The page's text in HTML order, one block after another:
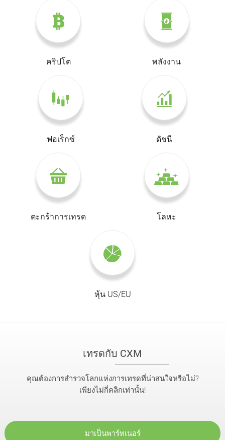
คริปโต พลังงาน
ฟอเร็กซ์ ดัชนี
ตะกร้าการเทรด โลหะ
หุ้น US/EU
เทรดกับ CXM
คุณต้องการสำรวจโลกแห่งการเทรดที่น่าสนใจหรือไม่?
เพียงไม่กี่คลิกเท่านั้น!
มาเป็นพาร์ทเนอร์